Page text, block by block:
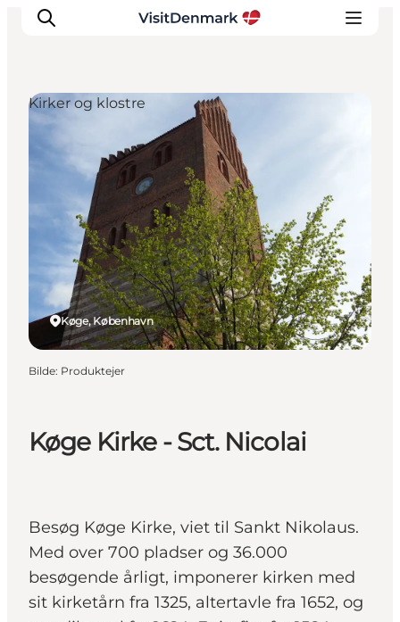
Inspirasjon
Reisemål
Aktiviteter
Overnatting
Planlegg reisen
Køge Kirke - Sct. Nicolai
Besøg Køge Kirke, viet til Sankt Nikolaus.
Med over 700 pladser og 36.000
besøgende årligt, imponerer kirken med
sit kirketårn fra 1325, altertavle fra 1652, og
Køge, København
Kirker og klostre
Bilde: Produktejer